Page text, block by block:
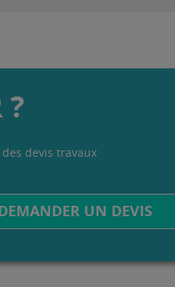
?
devis travaux
UN DEVIS